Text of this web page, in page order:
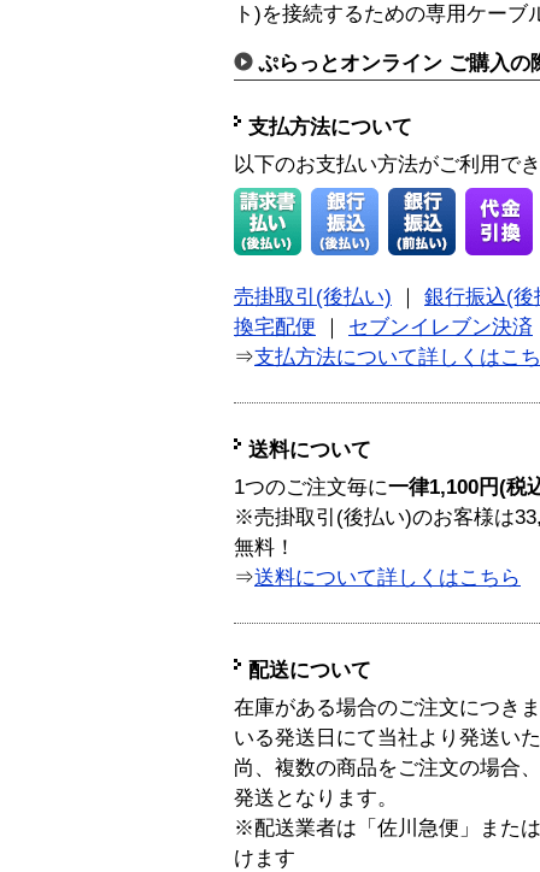
ト)を接続するための専用ケーブ
ぷらっとオンライン ご購入の
支払方法について
以下のお支払い方法がご利用で
売掛取引(後払い)
銀行振込(後
換宅配便
セブンイレブン決済
⇒支払方法について詳しくはこ
送料について
1つのご注文毎に一律1,100円(税
※売掛取引(後払い)のお客様は
無料！
⇒送料について詳しくはこちら
配送について
在庫がある場合のご注文につき
いる発送日にて当社より発送い
尚、複数の商品をご注文の場合
発送となります。
※配送業者は「佐川急便」また
けます